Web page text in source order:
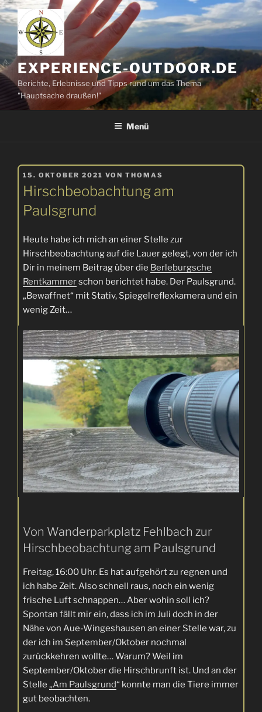
Zum
Inhalt
springen
EXPERIENCE-OUTDOOR.DE
Berichte, Erlebnisse und Tipps rund um das Thema
"Hauptsache draußen!"
Menü
VERÖFFENTLICHT
AM
15. OKTOBER 2021 VON THOMAS
Hirschbeobachtung am
Paulsgrund
Heute habe ich mich an einer Stelle zur
Hirschbeobachtung auf die Lauer gelegt, von der ich
Dir in meinem Beitrag über die Berleburgsche
Rentkammerschon berichtet habe. Der Paulsgrund.
„Bewaffnet“ mit Stativ, Spiegelreflexkamera und ein
wenig Zeit…
Von Wanderparkplatz Fehlbach zur
Hirschbeobachtung am Paulsgrund
Freitag, 16:00 Uhr. Es hat aufgehört zu regnen und
ich habe Zeit. Also schnell raus, noch ein wenig
frische Luft schnappen… Aber wohin soll ich?
Spontan fällt mir ein, dass ich im Juli doch in der
Nähe von Aue-Wingeshausen an einer Stelle war, zu
der ich im September/Oktober nochmal
zurückkehren wollte… Warum? Weil im
September/Oktober die Hirschbrunft ist. Und an der
Stelle „Am Paulsgrund“ konnte man die Tiere immer
gut beobachten.